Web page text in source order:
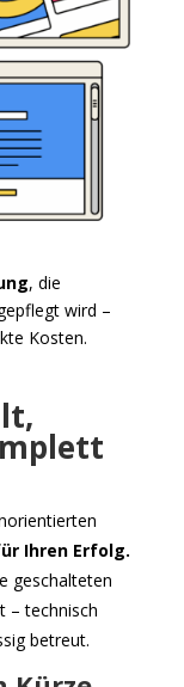
, die
wird –
Kosten.
Ihren Erfolg.
geschalteten
– technisch
betreut.